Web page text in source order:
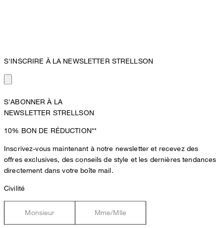
S'INSCRIRE À LA NEWSLETTER STRELLSON
S'ABONNER À LA
NEWSLETTER STRELLSON
10% BON DE RÉDUCTION**
Inscrivez-vous maintenant à notre newsletter et recevez des
offres exclusives, des conseils de style et les dernières tendances
directement dans votre boîte mail.
Civilité
Monsieur Mme/Mlle